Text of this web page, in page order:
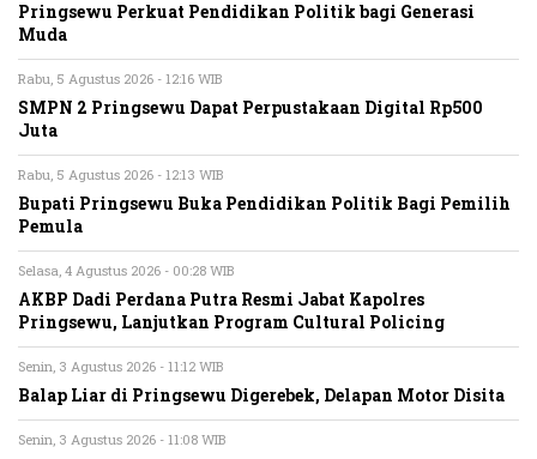
Pringsewu Perkuat Pendidikan Politik bagi Generasi
Muda
Rabu, 5 Agustus 2026 - 12:16 WIB
SMPN 2 Pringsewu Dapat Perpustakaan Digital Rp500
Juta
Rabu, 5 Agustus 2026 - 12:13 WIB
Bupati Pringsewu Buka Pendidikan Politik Bagi Pemilih
Pemula
Selasa, 4 Agustus 2026 - 00:28 WIB
AKBP Dadi Perdana Putra Resmi Jabat Kapolres
Pringsewu, Lanjutkan Program Cultural Policing
Senin, 3 Agustus 2026 - 11:12 WIB
Balap Liar di Pringsewu Digerebek, Delapan Motor Disita
Senin, 3 Agustus 2026 - 11:08 WIB